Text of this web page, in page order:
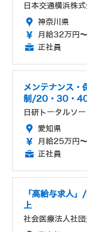
日本交通横浜株
神奈川県
月給32万円
正社員
メンテナンス
制/20・30・
日研トータルソ
愛知県
月給25万円～
正社員
「高給与求人
上
社会医療法人社